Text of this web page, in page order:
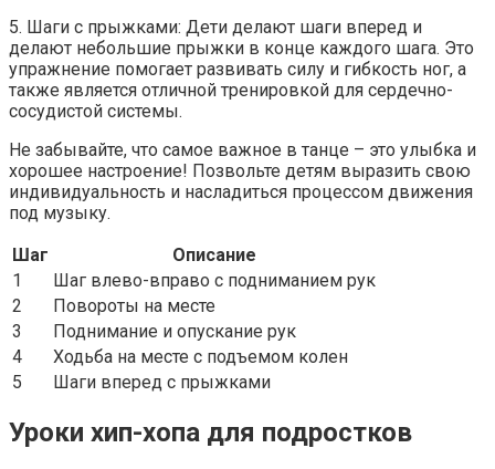
5. Шаги с прыжками: Дети делают шаги вперед и
делают небольшие прыжки в конце каждого шага. Это
упражнение помогает развивать силу и гибкость ног, а
также является отличной тренировкой для сердечно-
сосудистой системы.
Не забывайте, что самое важное в танце – это улыбка и
хорошее настроение! Позвольте детям выразить свою
индивидуальность и насладиться процессом движения
под музыку.
Шаг
Описание
1
Шаг влево-вправо с подниманием рук
2
Повороты на месте
3
Поднимание и опускание рук
4
Ходьба на месте с подъемом колен
5
Шаги вперед с прыжками
Уроки хип-хопа для подростков